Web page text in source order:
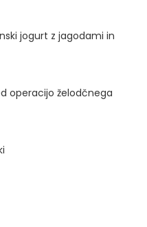
jogurt z jagodami in
operacijo želodčnega